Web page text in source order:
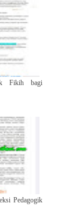
Fikih bagi
Pedagogik